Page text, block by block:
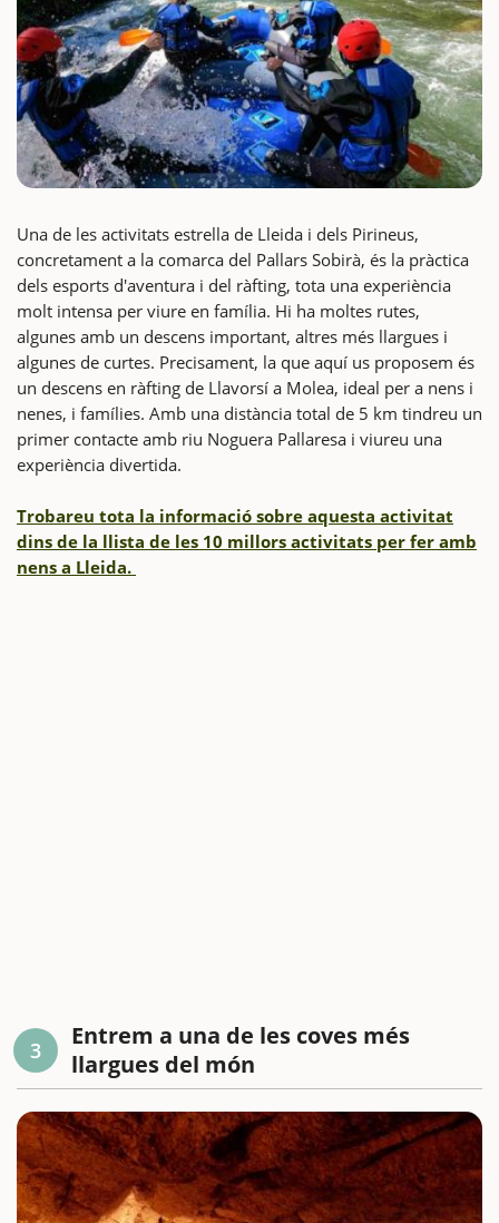
Una de les activitats estrella de Lleida i dels Pirineus,
concretament a la comarca del Pallars Sobirà, és la pràctica
dels esports d'aventura i del ràfting, tota una experiència
molt intensa per viure en família. Hi ha moltes rutes,
algunes amb un descens important, altres més llargues i
algunes de curtes. Precisament, la que aquí us proposem és
un descens en ràfting de Llavorsí a Molea, ideal per a nens i
nenes, i famílies. Amb una distància total de 5 km tindreu un
primer contacte amb riu Noguera Pallaresa i viureu una
experiència divertida.
Trobareu tota la informació sobre aquesta activitat
dins de la llista de les 10 millors activitats per fer amb
nens a Lleida.
3
Entrem a una de les coves més
llargues del món